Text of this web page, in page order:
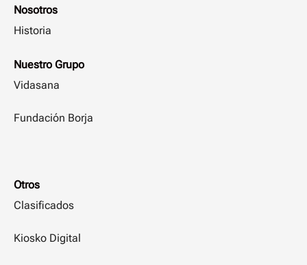
Nosotros
Historia
Nuestro Grupo
Vidasana
Fundación Borja
Otros
Clasificados
Kiosko Digital